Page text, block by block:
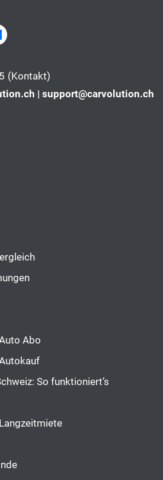
(Kontakt)
| support@carvolution.ch
Abo
So funktioniert’s